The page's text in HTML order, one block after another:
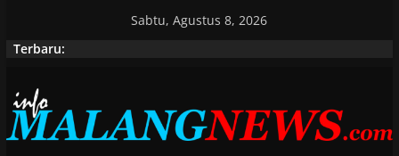
Sabtu, Agustus 8, 2026
Terbaru: